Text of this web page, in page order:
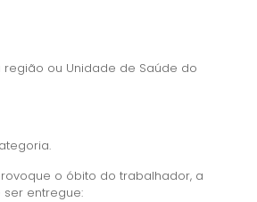
região ou Unidade de Saúde do
o óbito do trabalhador, a
ser entregue: